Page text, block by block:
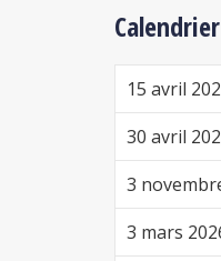
Calendrier
15 avril
30 avril
3
3 mars